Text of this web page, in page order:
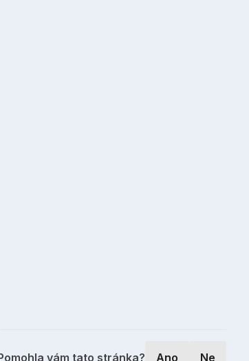
vám tato stránka? Ano Ne